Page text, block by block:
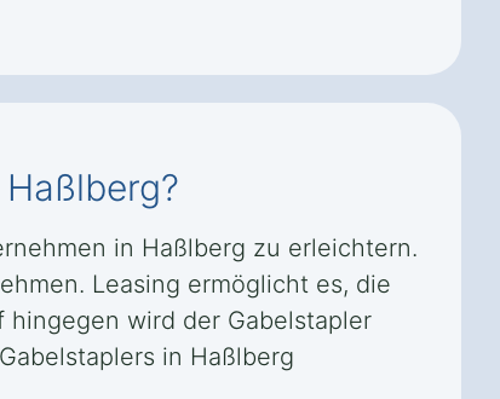
in Haßlberg zu erleichtern.
Leasing ermöglicht es, die
wird der Gabelstapler
in Haßlberg